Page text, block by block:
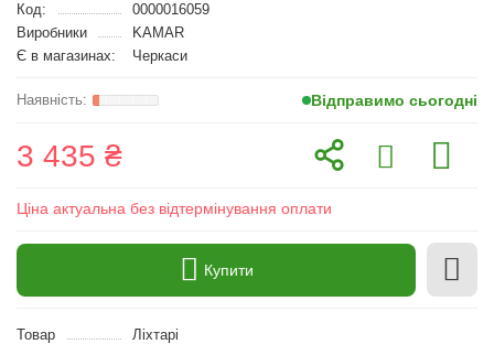
Код:
0000016059
Виробники
KAMAR
Є в магазинах:
Черкаси
Відправимо сьогодні
3 435 ₴
Ціна актуальна без відтермінування оплати
Купити
Товар
Ліхтарі